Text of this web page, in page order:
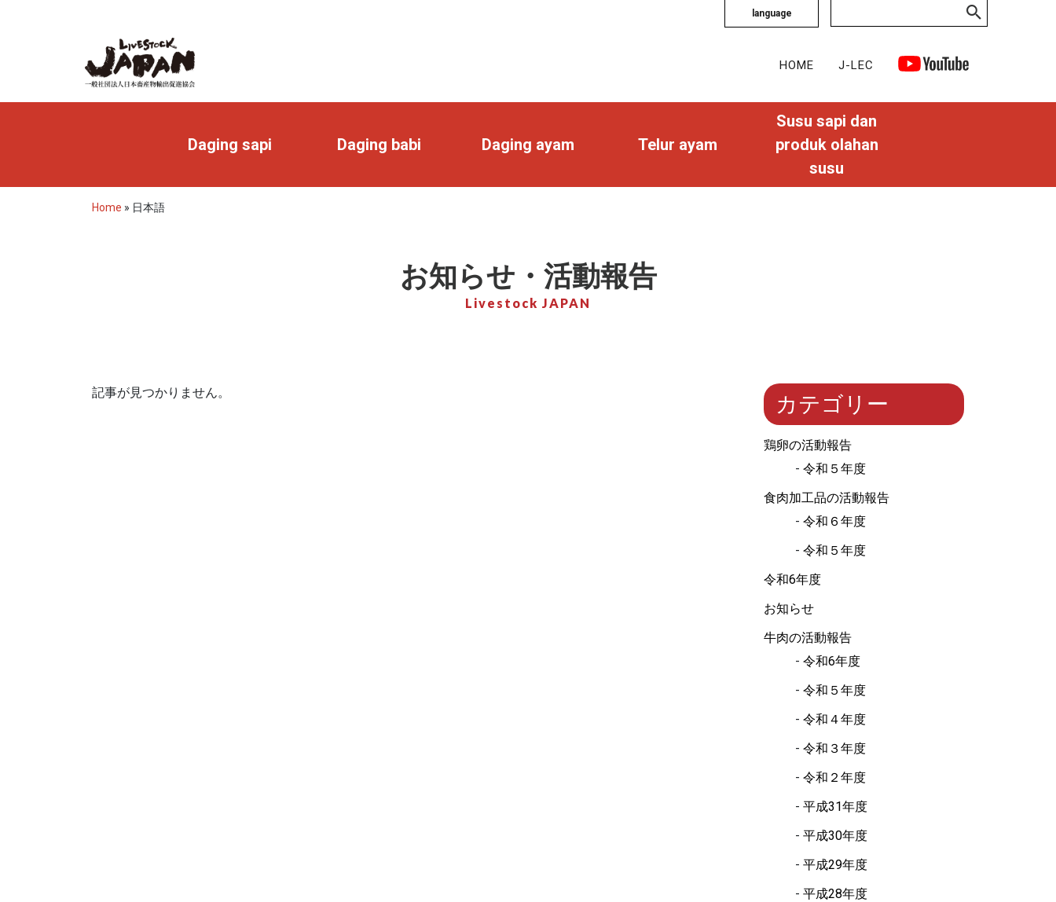
language
HOME J-LEC
Daging sapi Daging babi Daging ayam Telur ayam
Susu sapi dan
produk olahan
susu
Home » 日本語
お知らせ・活動報告
Livestock JAPAN
記事が見つかりません。 カテゴリー
鶏卵の活動報告
令和５年度
食肉加工品の活動報告
令和６年度
令和５年度
令和6年度
お知らせ
牛肉の活動報告
令和6年度
令和５年度
令和４年度
令和３年度
令和２年度
平成31年度
平成30年度
平成29年度
平成28年度